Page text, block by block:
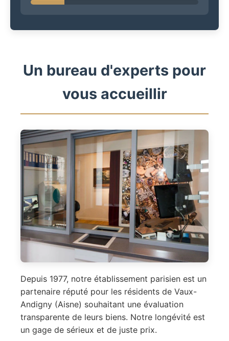
Un bureau d'experts pour
vous accueillir
Depuis 1977, notre établissement parisien est un
partenaire réputé pour les résidents de Vaux-
Andigny (Aisne) souhaitant une évaluation
transparente de leurs biens. Notre longévité est
un gage de sérieux et de juste prix.